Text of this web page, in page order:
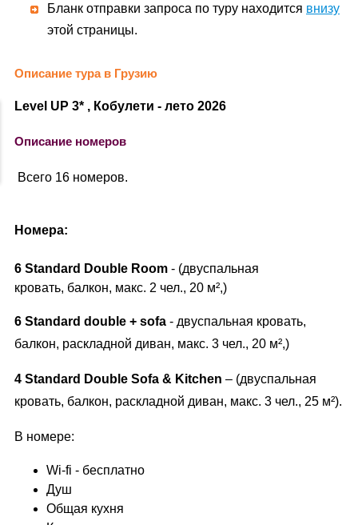
Бланк отправки запроса по туру находится внизу
этой страницы.
Описание тура в Грузию
Level UP 3* , Кобулети - лето 2026
Описание номеров
Всего 16 номеров.
Номера:
6 Standard Double Room - (двуспальная
кровать, балкон, макс. 2 чел., 20 м²,)
6 Standard double + sofa - двуспальная кровать,
балкон, раскладной диван, макс. 3 чел., 20 м²,)
4 Standard Double Sofa & Kitchen – (двуспальная
кровать, балкон, раскладной диван, макс. 3 чел., 25 м²).
В номере:
Wi-fi - бесплатно
Душ
Общая кухня